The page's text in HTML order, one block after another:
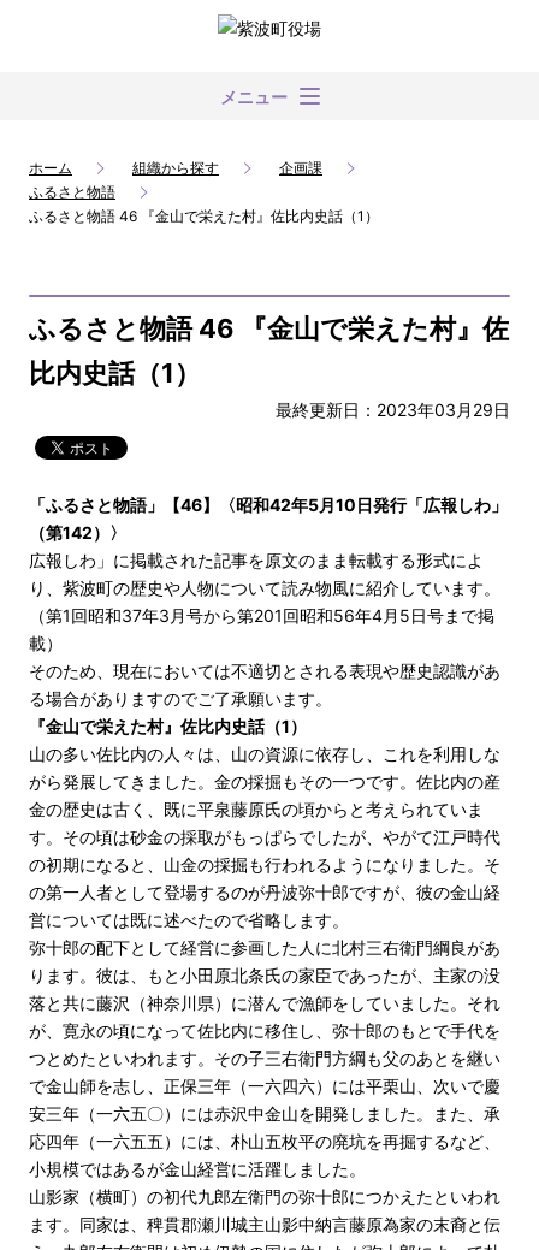
メニュー
ホーム 組織から探す
企画課
ふるさと物語
ふるさと物語 46 『金山で栄えた村』佐比内史話（1）
ふるさと物語 46 『金山で栄えた村』佐
比内史話（1）
最終更新日：2023年03月29日
「ふるさと物語」【46】〈昭和42年5月10日発行「広報しわ」
（第142）〉
広報しわ」に掲載された記事を原文のまま転載する形式によ
り、紫波町の歴史や人物について読み物風に紹介しています。
（第1回昭和37年3月号から第201回昭和56年4月5日号まで掲
載）
そのため、現在においては不適切とされる表現や歴史認識があ
る場合がありますのでご了承願います。
『金山で栄えた村』佐比内史話（1）
山の多い佐比内の人々は、山の資源に依存し、これを利用しな
がら発展してきました。金の採掘もその一つです。佐比内の産
金の歴史は古く、既に平泉藤原氏の頃からと考えられていま
す。その頃は砂金の採取がもっぱらでしたが、やがて江戸時代
の初期になると、山金の採掘も行われるようになりました。そ
の第一人者として登場するのが丹波弥十郎ですが、彼の金山経
営については既に述べたので省略します。
弥十郎の配下として経営に参画した人に北村三右衛門綱良があ
ります。彼は、もと小田原北条氏の家臣であったが、主家の没
落と共に藤沢（神奈川県）に潜んで漁師をしていました。それ
が、寛永の頃になって佐比内に移住し、弥十郎のもとで手代を
つとめたといわれます。その子三右衛門方綱も父のあとを継い
で金山師を志し、正保三年（一六四六）には平栗山、次いで慶
安三年（一六五〇）には赤沢中金山を開発しました。また、承
応四年（一六五五）には、朴山五枚平の廃坑を再掘するなど、
小規模ではあるが金山経営に活躍しました。
山影家（横町）の初代九郎左衛門の弥十郎につかえたといわれ
ます。同家は、稗貫郡瀬川城主山影中納言藤原為家の末裔と伝